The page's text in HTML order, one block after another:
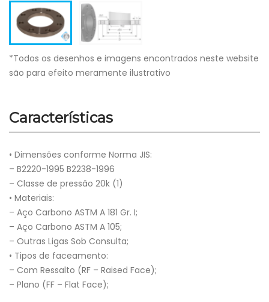
*Todos os desenhos e imagens encontrados neste website
são para efeito meramente ilustrativo
Características
• Dimensões conforme Norma JIS:
– B2220-1995 B2238-1996
– Classe de pressão 20k (1)
• Materiais:
– Aço Carbono ASTM A 181 Gr. I;
– Aço Carbono ASTM A 105;
– Outras Ligas Sob Consulta;
• Tipos de faceamento:
– Com Ressalto (RF – Raised Face);
– Plano (FF – Flat Face);